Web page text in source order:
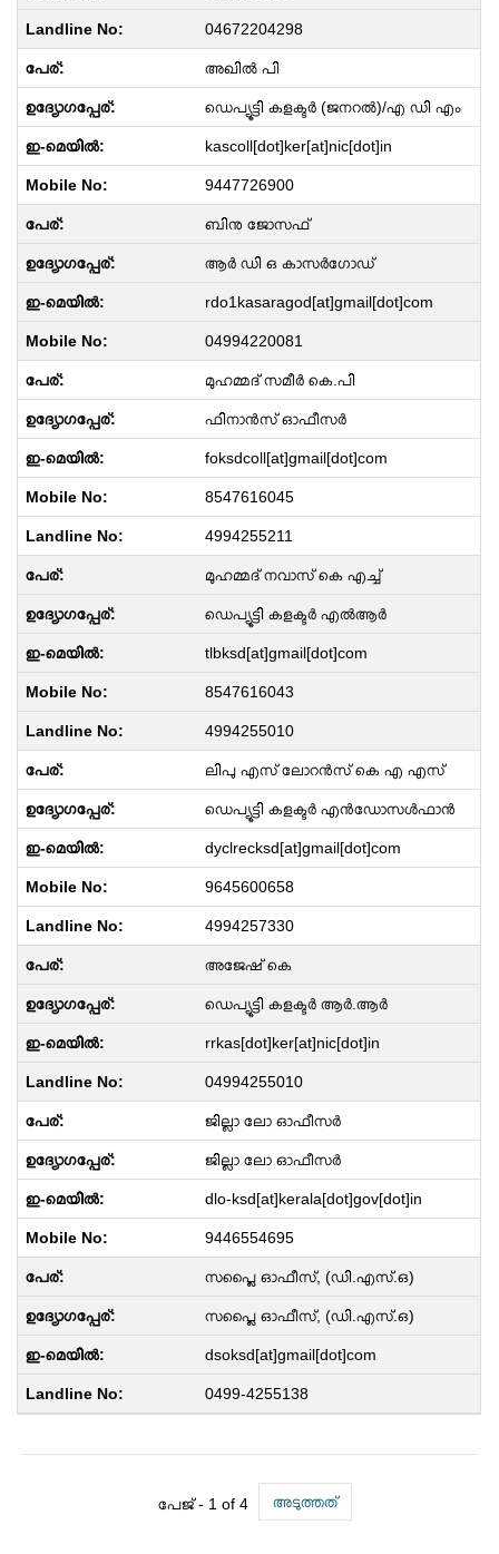
04672204298
അഖിൽ പി
ഡെപ്യൂട്ടി കളക്ടർ (ജനറല്‍)/എ ഡി എം
kascoll[dot]ker[at]nic[dot]in
9447726900
ബിനു ജോസഫ്
ആർ ഡി ഒ കാസർഗോഡ്
rdo1kasaragod[at]gmail[dot]com
04994220081
മുഹമ്മദ് സമീർ കെ.പി
ഫിനാൻസ് ഓഫീസർ
foksdcoll[at]gmail[dot]com
8547616045
4994255211
മുഹമ്മദ് നവാസ് കെ എച്ച്
ഡെപ്യൂട്ടി കളക്ടർ എൽആർ
tlbksd[at]gmail[dot]com
8547616043
4994255010
ലിപു എസ് ലോറൻസ് കെ എ എസ്
ഡെപ്യൂട്ടി കളക്ടർ എൻഡോസൾഫാൻ
dyclrecksd[at]gmail[dot]com
9645600658
4994257330
അജേഷ് കെ
ഡെപ്യൂട്ടി കളക്ടർ ആർ.ആർ
rrkas[dot]ker[at]nic[dot]in
04994255010
ജില്ലാ ലോ ഓഫീസർ
ജില്ലാ ലോ ഓഫീസർ
dlo-ksd[at]kerala[dot]gov[dot]in
9446554695
സപ്ലൈ ഓഫീസ്, (ഡി.എസ്.ഒ)
സപ്ലൈ ഓഫീസ്, (ഡി.എസ്.ഒ)
dsoksd[at]gmail[dot]com
0499-4255138
പേജ് - 1 of 4 അടുത്തത്